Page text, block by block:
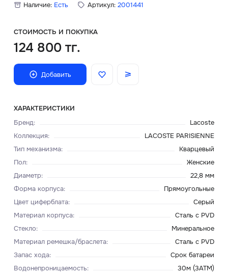
Наличие: Есть Артикул: 2001441
СТОИМОСТЬ И ПОКУПКА
124 800 тг.
Добавить
ХАРАКТЕРИСТИКИ
Бренд:
Lacoste
Коллекция:
LACOSTE PARISIENNE
Тип механизма:
Кварцевый
Пол:
Женские
Диаметр:
22,8 мм
Форма корпуса:
Прямоугольные
Цвет циферблата:
Серый
Материал корпуса:
Сталь с PVD
Стекло:
Минеральное
Материал ремешка/браслета:
Сталь с PVD
Запас хода:
Срок батареи
Водонепроницаемость:
30м (3ATM)
Главная
О нас